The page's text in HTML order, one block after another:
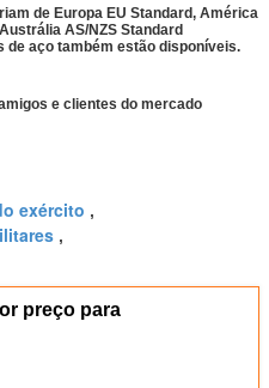
de Europa EU Standard, América
AS/NZS Standard
aço também estão disponíveis.
e clientes do mercado
exército ,
,
preço para